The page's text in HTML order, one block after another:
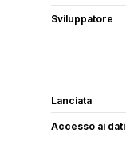
Sviluppatore
Lanciata
Accesso ai dati